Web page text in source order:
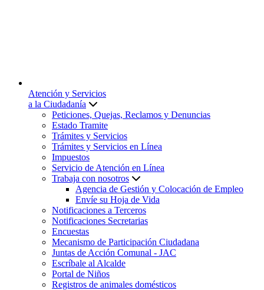
Atención y Servicios
a la Ciudadanía
Peticiones, Quejas, Reclamos y Denuncias
Estado Tramite
Trámites y Servicios
Trámites y Servicios en Línea
Impuestos
Servicio de Atención en Línea
Trabaja con nosotros
Agencia de Gestión y Colocación de Empleo
Envíe su Hoja de Vida
Notificaciones a Terceros
Notificaciones Secretarias
Encuestas
Mecanismo de Participación Ciudadana
Juntas de Acción Comunal - JAC
Escríbale al Alcalde
Portal de Niños
Registros de animales domésticos